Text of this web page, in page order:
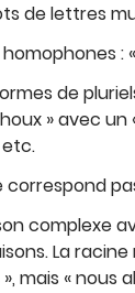
de lettres
: «
de
» avec un
complexe
La
mais « nous